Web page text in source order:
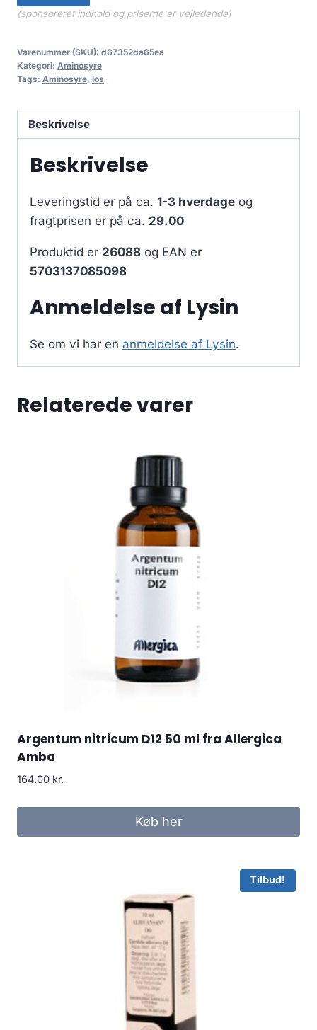
(sponsoreret indhold og priserne er vejledende)
Varenummer (SKU): d67352da65ea
Kategori: Aminosyre
Tags: Aminosyre, los
Beskrivelse
Beskrivelse
Leveringstid er på ca. 1-3 hverdage og
fragtprisen er på ca. 29.00
Produktid er 26088 og EAN er
5703137085098
Anmeldelse af Lysin
Se om vi har en anmeldelse af Lysin.
Relaterede varer
Argentum nitricum D12 50 ml fra Allergica
Amba
164.00 kr.
Køb her
Tilbud!